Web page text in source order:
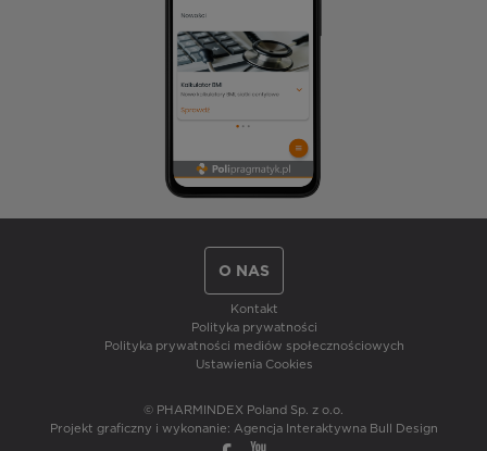
O NAS
Kontakt
Polityka prywatności
Polityka prywatności mediów społecznościowych
Ustawienia Cookies
© PHARMINDEX Poland Sp. z o.o.
Projekt graficzny i wykonanie: Agencja Interaktywna Bull Design